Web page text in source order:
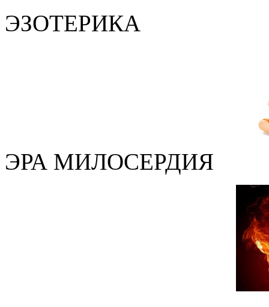
ЭЗОТЕРИКА
ЭРА МИЛОСЕРДИЯ